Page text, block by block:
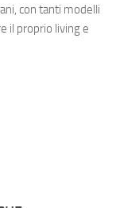
con tanti modelli
il proprio living e